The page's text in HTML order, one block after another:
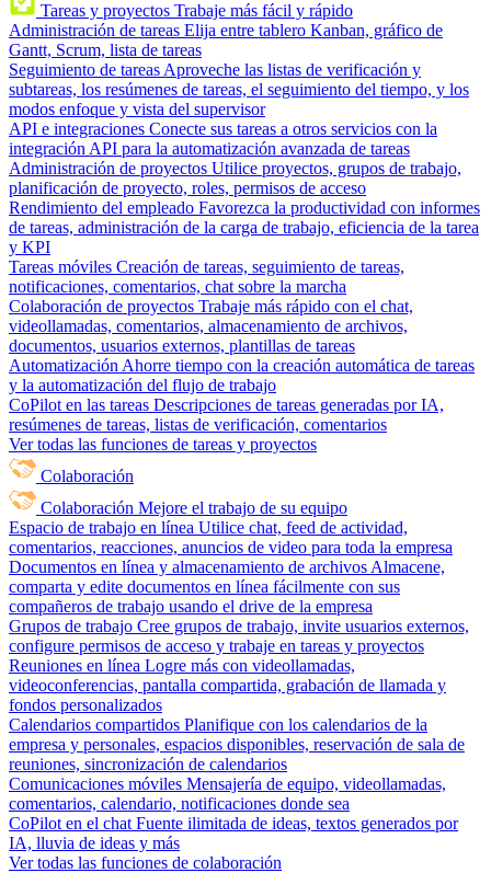
Tareas y proyectos Trabaje más fácil y rápido
Administración de tareas Elija entre tablero Kanban, gráfico de
Gantt, Scrum, lista de tareas
Seguimiento de tareas Aproveche las listas de verificación y
subtareas, los resúmenes de tareas, el seguimiento del tiempo, y los
modos enfoque y vista del supervisor
API e integraciones Conecte sus tareas a otros servicios con la
integración API para la automatización avanzada de tareas
Administración de proyectos Utilice proyectos, grupos de trabajo,
planificación de proyecto, roles, permisos de acceso
Rendimiento del empleado Favorezca la productividad con informes
de tareas, administración de la carga de trabajo, eficiencia de la tarea
y KPI
Tareas móviles Creación de tareas, seguimiento de tareas,
notificaciones, comentarios, chat sobre la marcha
Colaboración de proyectos Trabaje más rápido con el chat,
videollamadas, comentarios, almacenamiento de archivos,
documentos, usuarios externos, plantillas de tareas
Automatización Ahorre tiempo con la creación automática de tareas
y la automatización del flujo de trabajo
CoPilot en las tareas Descripciones de tareas generadas por IA,
resúmenes de tareas, listas de verificación, comentarios
Ver todas las funciones de tareas y proyectos
Colaboración
Colaboración Mejore el trabajo de su equipo
Espacio de trabajo en línea Utilice chat, feed de actividad,
comentarios, reacciones, anuncios de video para toda la empresa
Documentos en línea y almacenamiento de archivos Almacene,
comparta y edite documentos en línea fácilmente con sus
compañeros de trabajo usando el drive de la empresa
Grupos de trabajo Cree grupos de trabajo, invite usuarios externos,
configure permisos de acceso y trabaje en tareas y proyectos
Reuniones en línea Logre más con videollamadas,
videoconferencias, pantalla compartida, grabación de llamada y
fondos personalizados
Calendarios compartidos Planifique con los calendarios de la
empresa y personales, espacios disponibles, reservación de sala de
reuniones, sincronización de calendarios
Comunicaciones móviles Mensajería de equipo, videollamadas,
comentarios, calendario, notificaciones donde sea
CoPilot en el chat Fuente ilimitada de ideas, textos generados por
IA, lluvia de ideas y más
Ver todas las funciones de colaboración